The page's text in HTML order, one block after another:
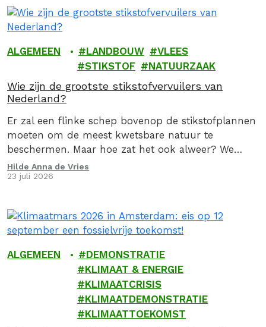
ALGEMEEN LANDBOUW
VLEES
STIKSTOF
NATUURZAAK
Wie zijn de grootste stikstofvervuilers van
Nederland?
Er zal een flinke schep bovenop de stikstofplannen
moeten om de meest kwetsbare natuur te
beschermen. Maar hoe zat het ook alweer? We
geven je graag een stoomcursus
stikstofproblematiek.
Hilde Anna de Vries
23 juli 2026
ALGEMEEN
DEMONSTRATIE
KLIMAAT & ENERGIE
KLIMAATCRISIS
KLIMAATDEMONSTRATIE
KLIMAATTOEKOMST